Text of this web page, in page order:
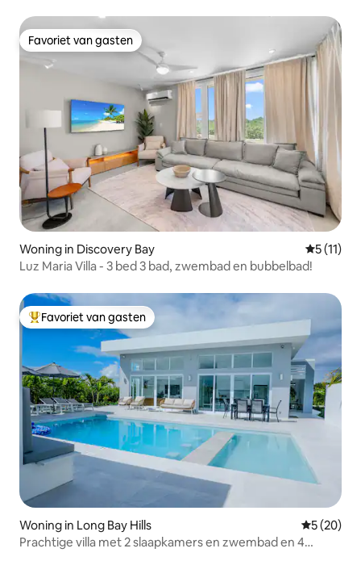
Favoriet van gasten
Favoriet van gasten
Woning in Discovery Bay
5 (11)
Luz Maria Villa - 3 bed 3 bad, zwembad en bubbelbad!
Topfavoriet van gasten
Favoriet van gasten
Woning in Long Bay Hills
5 (20)
Prachtige villa met 2 slaapkamers en zwembad en 4